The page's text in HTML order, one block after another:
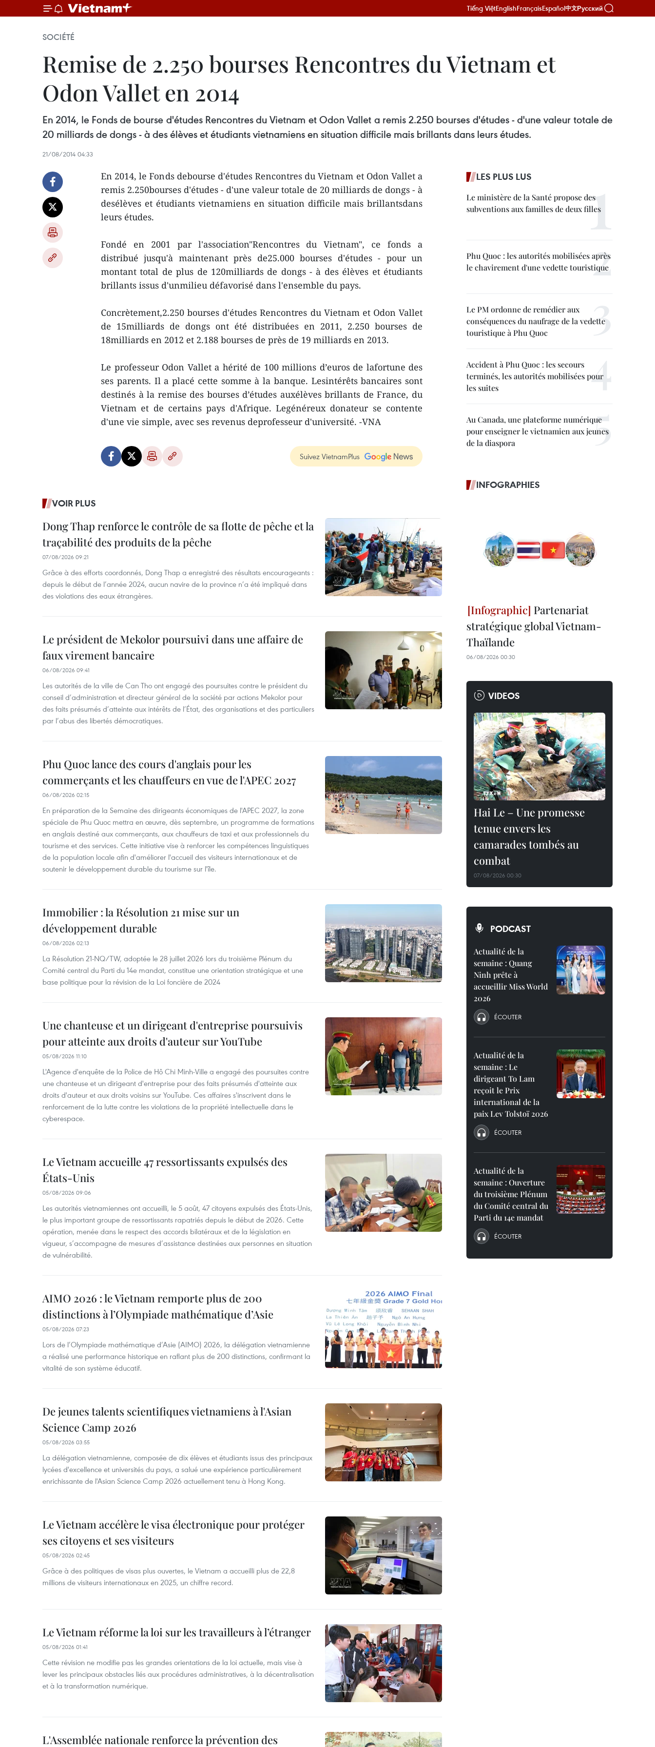
Tiếng ViệtEnglishFrançaisEspañol中文Русский
SOCIÉTÉ
Remise de 2.250 bourses Rencontres du Vietnam et
Odon Vallet en 2014
En 2014, le Fonds de bourse d'études Rencontres du Vietnam et Odon Vallet a remis 2.250 bourses d'études - d'une valeur totale de
20 milliards de dongs - à des élèves et étudiants vietnamiens en situation difficile mais brillants dans leurs études.
21/08/2014 04:33
En 2014, le Fonds debourse d'études Rencontres du Vietnam et Odon Vallet a
remis 2.250bourses d'études - d'une valeur totale de 20 milliards de dongs - à
desélèves et étudiants vietnamiens en situation difficile mais brillantsdans
leurs études.
Fondé en 2001 par l'association"Rencontres du Vietnam", ce fonds a
distribué jusqu'à maintenant près de25.000 bourses d'études - pour un
montant total de plus de 120milliards de dongs - à des élèves et étudiants
brillants issus d'unmilieu défavorisé dans l'ensemble du pays.
Concrètement,2.250 bourses d'études Rencontres du Vietnam et Odon Vallet
de 15milliards de dongs ont été distribuées en 2011, 2.250 bourses de
18milliards en 2012 et 2.188 bourses de près de 19 milliards en 2013.
Le professeur Odon Vallet a hérité de 100 millions d’euros de lafortune des
ses parents. Il a placé cette somme à la banque. Lesintérêts bancaires sont
destinés à la remise des bourses d’études auxélèves brillants de France, du
Vietnam et de certains pays d'Afrique. Legénéreux donateur se contente
d'une vie simple, avec ses revenus deprofesseur d'université. -VNA
Suivez VietnamPlus
VOIR PLUS
Dong Thap renforce le contrôle de sa flotte de pêche et la
traçabilité des produits de la pêche
07/08/2026 09:21
Grâce à des efforts coordonnés, Dong Thap a enregistré des résultats encourageants :
depuis le début de l’année 2024, aucun navire de la province n’a été impliqué dans
des violations des eaux étrangères.
Le président de Mekolor poursuivi dans une affaire de
faux virement bancaire
06/08/2026 09:41
Les autorités de la ville de Can Tho ont engagé des poursuites contre le président du
conseil d’administration et directeur général de la société par actions Mekolor pour
des faits présumés d’atteinte aux intérêts de l’État, des organisations et des particuliers
par l’abus des libertés démocratiques.
Phu Quoc lance des cours d'anglais pour les
commerçants et les chauffeurs en vue de l'APEC 2027
06/08/2026 02:15
En préparation de la Semaine des dirigeants économiques de l'APEC 2027, la zone
spéciale de Phu Quoc mettra en œuvre, dès septembre, un programme de formations
en anglais destiné aux commerçants, aux chauffeurs de taxi et aux professionnels du
tourisme et des services. Cette initiative vise à renforcer les compétences linguistiques
de la population locale afin d'améliorer l'accueil des visiteurs internationaux et de
soutenir le développement durable du tourisme sur l'île.
Immobilier : la Résolution 21 mise sur un
développement durable
06/08/2026 02:13
La Résolution 21-NQ/TW, adoptée le 28 juillet 2026 lors du troisième Plénum du
Comité central du Parti du 14e mandat, constitue une orientation stratégique et une
base politique pour la révision de la Loi foncière de 2024
Une chanteuse et un dirigeant d'entreprise poursuivis
pour atteinte aux droits d'auteur sur YouTube
05/08/2026 11:10
L'Agence d'enquête de la Police de Hô Chi Minh-Ville a engagé des poursuites contre
une chanteuse et un dirigeant d'entreprise pour des faits présumés d'atteinte aux
droits d'auteur et aux droits voisins sur YouTube. Ces affaires s'inscrivent dans le
renforcement de la lutte contre les violations de la propriété intellectuelle dans le
cyberespace.
Le Vietnam accueille 47 ressortissants expulsés des
États-Unis
05/08/2026 09:06
Les autorités vietnamiennes ont accueilli, le 5 août, 47 citoyens expulsés des États-Unis,
le plus important groupe de ressortissants rapatriés depuis le début de 2026. Cette
opération, menée dans le respect des accords bilatéraux et de la législation en
vigueur, s’accompagne de mesures d’assistance destinées aux personnes en situation
de vulnérabilité.
AIMO 2026 : le Vietnam remporte plus de 200
distinctions à l’Olympiade mathématique d’Asie
05/08/2026 07:23
Lors de l’Olympiade mathématique d’Asie (AIMO) 2026, la délégation vietnamienne
a réalisé une performance historique en raflant plus de 200 distinctions, confirmant la
vitalité de son système éducatif.
De jeunes talents scientifiques vietnamiens à l'Asian
Science Camp 2026
05/08/2026 03:55
La délégation vietnamienne, composée de dix élèves et étudiants issus des principaux
lycées d'excellence et universités du pays, a salué une expérience particulièrement
enrichissante de l'Asian Science Camp 2026 actuellement tenu à Hong Kong.
Le Vietnam accélère le visa électronique pour protéger
ses citoyens et ses visiteurs
05/08/2026 02:45
Grâce à des politiques de visas plus ouvertes, le Vietnam a accueilli plus de 22,8
millions de visiteurs internationaux en 2025, un chiffre record.
Le Vietnam réforme la loi sur les travailleurs à l’étranger
05/08/2026 01:41
Cette révision ne modifie pas les grandes orientations de la loi actuelle, mais vise à
lever les principaux obstacles liés aux procédures administratives, à la décentralisation
et à la transformation numérique.
L'Assemblée nationale renforce la prévention des
LES PLUS LUS
Le ministère de la Santé propose des
subventions aux familles de deux filles
Phu Quoc : les autorités mobilisées après
le chavirement d'une vedette touristique
Le PM ordonne de remédier aux
conséquences du naufrage de la vedette
touristique à Phu Quoc
Accident à Phu Quoc : les secours
terminés, les autorités mobilisées pour
les suites
Au Canada, une plateforme numérique
pour enseigner le vietnamien aux jeunes
de la diaspora
INFOGRAPHIES
Partenariat
stratégique global Vietnam-
Thaïlande
06/08/2026 00:30
VIDEOS
Hai Le – Une promesse
tenue envers les
camarades tombés au
combat
07/08/2026 00:30
PODCAST
Actualité de la
semaine : Quang
Ninh prête à
accueillir Miss World
2026
ÉCOUTER
Actualité de la
semaine : Le
dirigeant To Lam
reçoit le Prix
international de la
paix Lev Tolstoï 2026
ÉCOUTER
Actualité de la
semaine : Ouverture
du troisième Plénum
du Comité central du
Parti du 14e mandat
ÉCOUTER